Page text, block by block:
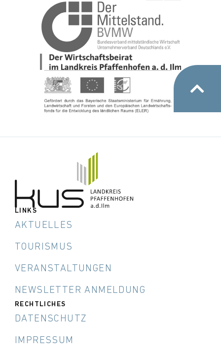
LINKS
AKTUELLES
TOURISMUS
VERANSTALTUNGEN
NEWSLETTER ANMELDUNG
RECHTLICHES
DATENSCHUTZ
IMPRESSUM